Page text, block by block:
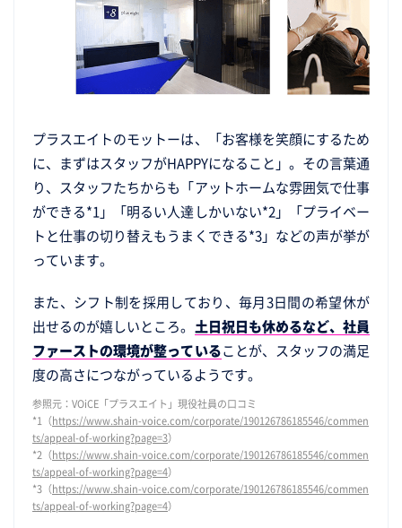
プラスエイトのモットーは、「お客様を笑顔にするため
に、まずはスタッフがHAPPYになること」。その言葉通
り、スタッフたちからも「アットホームな雰囲気で仕事
ができる*1」「明るい人達しかいない*2」「プライベー
トと仕事の切り替えもうまくできる*3」などの声が挙が
っています。
また、シフト制を採用しており、毎月3日間の希望休が
出せるのが嬉しいところ。 土日祝日も休めるなど、社員
ファーストの環境が整っていることが、スタッフの満足
度の高さにつながっているようです。
参照元：VOiCE「プラスエイト」現役社員の口コミ
*1（https://www.shain-voice.com/corporate/190126786185546/commen
ts/appeal-of-working?page=3）
*2（https://www.shain-voice.com/corporate/190126786185546/commen
ts/appeal-of-working?page=4）
*3（https://www.shain-voice.com/corporate/190126786185546/commen
ts/appeal-of-working?page=4）